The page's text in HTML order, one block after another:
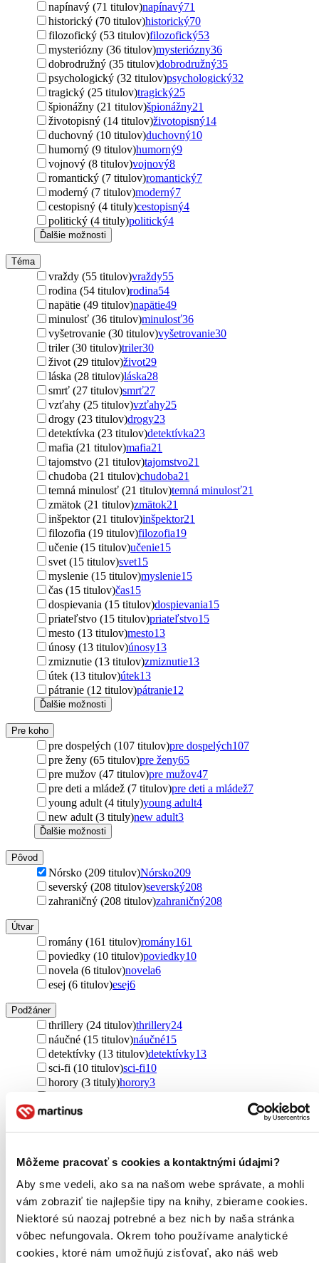
Môžeme pracovať s cookies a kontaktnými údajmi?
Aby sme vedeli, ako sa na našom webe správate, a mohli
vám zobraziť tie najlepšie tipy na knihy, zbierame cookies.
Niektoré sú naozaj potrebné a bez nich by naša stránka
vôbec nefungovala. Okrem toho používame analytické
cookies, ktoré nám umožňujú zisťovať, ako náš web
napínavý (71 titulov)napínavý71
historický (70 titulov)historický70
filozofický (53 titulov)filozofický53
mysteriózny (36 titulov)mysteriózny36
dobrodružný (35 titulov)dobrodružný35
psychologický (32 titulov)psychologický32
tragický (25 titulov)tragický25
špionážny (21 titulov)špionážny21
životopisný (14 titulov)životopisný14
duchovný (10 titulov)duchovný10
humorný (9 titulov)humorný9
vojnový (8 titulov)vojnový8
romantický (7 titulov)romantický7
moderný (7 titulov)moderný7
cestopisný (4 tituly)cestopisný4
politický (4 tituly)politický4
Ďalšie možnosti
Téma
vraždy (55 titulov)vraždy55
rodina (54 titulov)rodina54
napätie (49 titulov)napätie49
minulosť (36 titulov)minulosť36
vyšetrovanie (30 titulov)vyšetrovanie30
triler (30 titulov)triler30
život (29 titulov)život29
láska (28 titulov)láska28
smrť (27 titulov)smrť27
vzťahy (25 titulov)vzťahy25
drogy (23 titulov)drogy23
detektívka (23 titulov)detektívka23
mafia (21 titulov)mafia21
tajomstvo (21 titulov)tajomstvo21
chudoba (21 titulov)chudoba21
temná minulosť (21 titulov)temná minulosť21
zmätok (21 titulov)zmätok21
inšpektor (21 titulov)inšpektor21
filozofia (19 titulov)filozofia19
učenie (15 titulov)učenie15
svet (15 titulov)svet15
myslenie (15 titulov)myslenie15
čas (15 titulov)čas15
dospievania (15 titulov)dospievania15
priateľstvo (15 titulov)priateľstvo15
mesto (13 titulov)mesto13
únosy (13 titulov)únosy13
zmiznutie (13 titulov)zmiznutie13
útek (13 titulov)útek13
pátranie (12 titulov)pátranie12
Ďalšie možnosti
Pre koho
pre dospelých (107 titulov)pre dospelých107
pre ženy (65 titulov)pre ženy65
pre mužov (47 titulov)pre mužov47
pre deti a mládež (7 titulov)pre deti a mládež7
young adult (4 tituly)young adult4
new adult (3 tituly)new adult3
Ďalšie možnosti
Pôvod
Nórsko (209 titulov)Nórsko209
severský (208 titulov)severský208
zahraničný (208 titulov)zahraničný208
Útvar
romány (161 titulov)romány161
poviedky (10 titulov)poviedky10
novela (6 titulov)novela6
esej (6 titulov)esej6
Podžáner
thrillery (24 titulov)thrillery24
náučné (15 titulov)náučné15
detektívky (13 titulov)detektívky13
sci-fi (10 titulov)sci-fi10
horory (3 tituly)horory3
Ďalšie možnosti
Jostein Gaarder (26 titulov) Jostein Gaarder26
Karl Ove Knausgard (20 titulov)Karl Ove Knausgard20
Trygve Gulbranssen (15 titulov)
Trygve Gulbranssen
15
Karl Ove Knausgaard (14 titulov)Karl Ove Knausgaard14
Nina Lykke (13 titulov)Nina Lykke13
Maja Lunde (10 titulov)Maja Lunde10
Nina F. Grünfeld (8 titulov)Nina F. Grünfeld8